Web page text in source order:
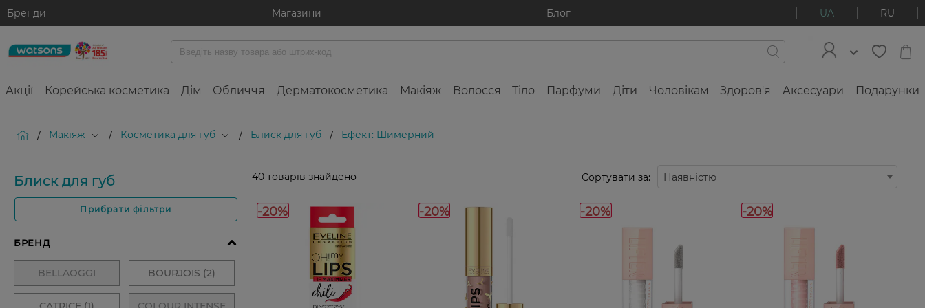
Бренди Магазини Блог UA RU
Акції Корейська косметика Дім Обличчя Дерматокосметика Макіяж Волосся Тіло Парфуми Діти Чоловікам Здоров'я Аксесуари Подарунки
/ Макіяж / Косметика для губ / Блиск для губ / Ефект: Шимерний
Блиск для губ
Прибрати фільтри
40 товарів знайдено Сортувати за: Наявністю
-20% -20% -20% -20%